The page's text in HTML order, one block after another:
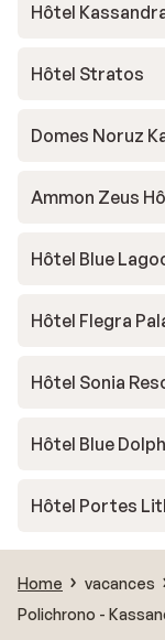
Hôtel
Hôtel Stratos
Domes Noruz
Ammon Zeus
Hôtel Blue
Hôtel Flegra
Hôtel Sonia
Hôtel Blue
Hôtel Portes
Home vacances
Polichrono -